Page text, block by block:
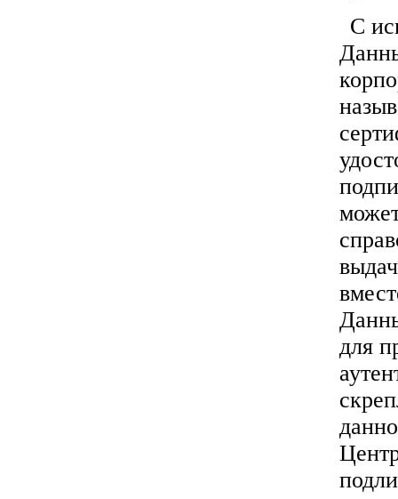
С
для